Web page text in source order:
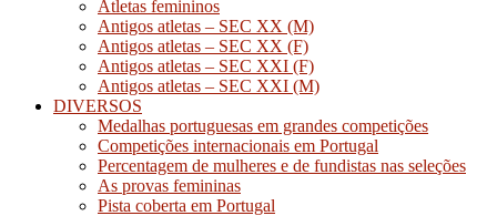
Atletas femininos
Antigos atletas – SEC XX (M)
Antigos atletas – SEC XX (F)
Antigos atletas – SEC XXI (F)
Antigos atletas – SEC XXI (M)
DIVERSOS
Medalhas portuguesas em grandes competições
Competições internacionais em Portugal
Percentagem de mulheres e de fundistas nas seleções
As provas femininas
Pista coberta em Portugal